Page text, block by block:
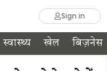
Sign in
स्वास्थ्य खेल बिज़नेस